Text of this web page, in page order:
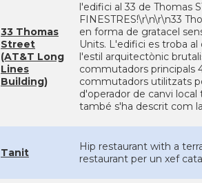
33 Thomas
Street
(AT&T Long
Lines
Building)
l'edifici al 33 de Thomas
FINESTRES!\r\n\r\n33
en forma de gratacel
Units. L'edifici es troba
l'estil arquitectònic
commutadors principals
commutadors utilitzats
d'operador de canvi local
també s'ha descrit com
Tanit
Hip restaurant with a
restaurant per un xef